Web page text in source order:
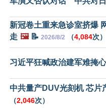
新冠卷土重来急诊室挤爆
走 🖼️📝 2026/8/2 （4,084次）
习近平狂喊政治建军难掩
中共量产DUV光刻机 芯片
（2,046次）